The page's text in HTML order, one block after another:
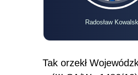
Radosław
Tak orzekł